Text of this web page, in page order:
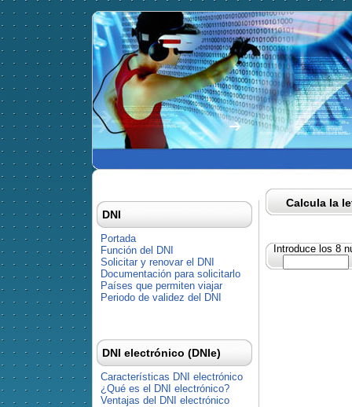
Calcula la
Introduce los 8
DNI
Portada
Función del DNI
Solicitar y renovar el DNI
Documentación para solicitarlo
Países que permiten viajar
Periodo de validez del DNI
DNI electrónico (DNIe)
Características DNI electrónico
¿Qué es el DNI electrónico?
Ventajas del DNI electrónico